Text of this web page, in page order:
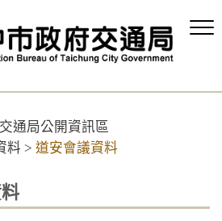
交通局公開資訊區
料 > 道安會議資料